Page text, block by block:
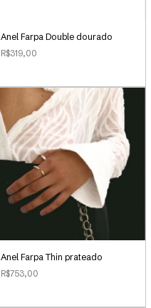
Anel Farpa Double dourado
R$319,00
Anel Farpa Thin prateado
R$753,00